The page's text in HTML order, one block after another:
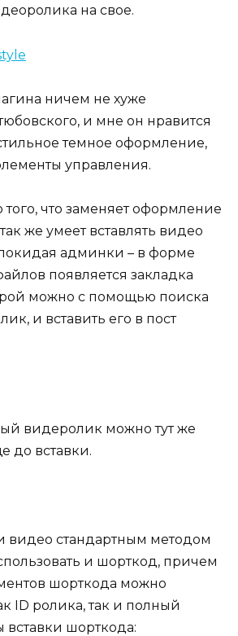
на свое.
ничем не хуже
и мне он нравится
темное оформление,
управления.
что заменяет оформление
же умеет вставлять видео
админки – в форме
появляется закладка
можно с помощью поиска
и вставить его в пост
видеролик можно тут же
до вставки.
видео стандартным методом
и шорткод, причем
шорткода можно
ID ролика, так и полный
шорткода: